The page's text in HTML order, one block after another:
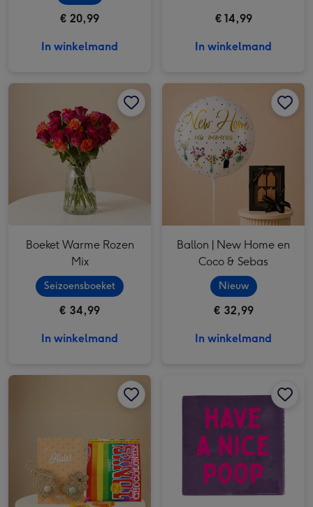
€ 20,99
In winkelmand
€ 14,99
In winkelmand
Boeket Warme Rozen Mix afbeelding 2
Boeket Warme Rozen
Mix
Seizoensboeket
€ 34,99
In winkelmand
Ballon | New Home en
Coco & Sebas
Nieuw
€ 32,99
In winkelmand